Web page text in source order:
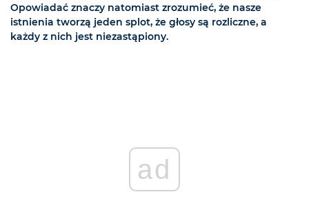
Opowiadać znaczy natomiast zrozumieć, że nasze
istnienia tworzą jeden splot, że głosy są rozliczne, a
każdy z nich jest niezastąpiony.
ad